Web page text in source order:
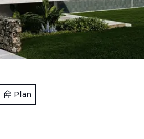
Plan